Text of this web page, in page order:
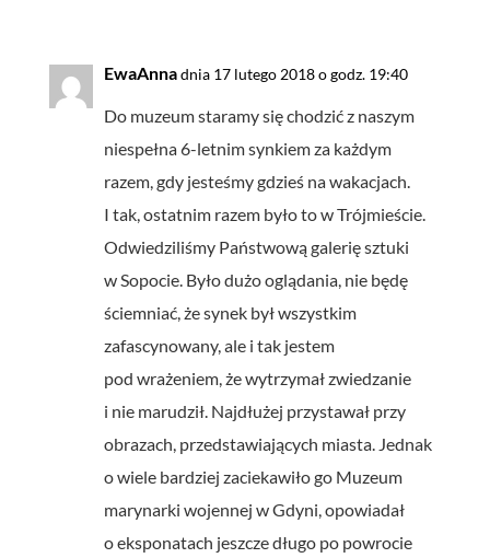
EwaAnnadnia 17 lutego 2018 o godz. 19:40
Do muzeum staramy się chodzić z naszym
niespełna 6-letnim synkiem za każdym
razem, gdy jesteśmy gdzieś na wakacjach.
I tak, ostatnim razem było to w Trójmieście.
Odwiedziliśmy Państwową galerię sztuki
w Sopocie. Było dużo oglądania, nie będę
ściemniać, że synek był wszystkim
zafascynowany, ale i tak jestem
pod wrażeniem, że wytrzymał zwiedzanie
i nie marudził. Najdłużej przystawał przy
obrazach, przedstawiających miasta. Jednak
o wiele bardziej zaciekawiło go Muzeum
marynarki wojennej w Gdyni, opowiadał
o eksponatach jeszcze długo po powrocie